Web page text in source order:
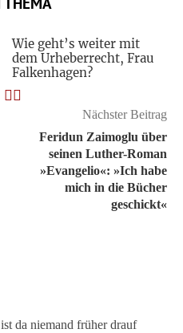
Wie geht’s weiter mit
dem Urheberrecht, Frau
Falkenhagen?
Nächster Beitrag
Feridun Zaimoglu über
seinen Luther-Roman
»Evangelio«: »Ich habe
mich in die Bücher
geschickt«
da niemand früher drauf